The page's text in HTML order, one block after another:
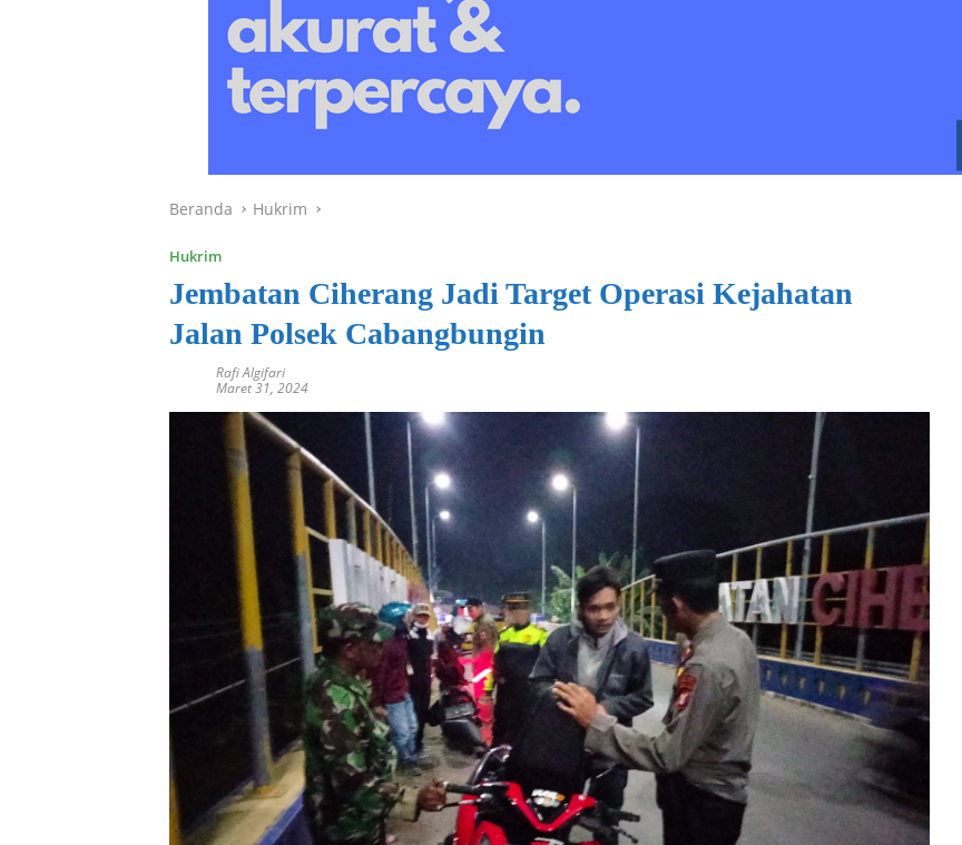
Beranda Hukrim
Hukrim
Jembatan Ciherang Jadi Target Operasi Kejahatan
Jalan Polsek Cabangbungin
Rafi Algifari
Maret 31, 2024